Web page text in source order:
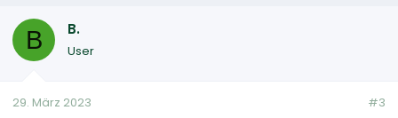
B B.
User
29. März 2023 #3